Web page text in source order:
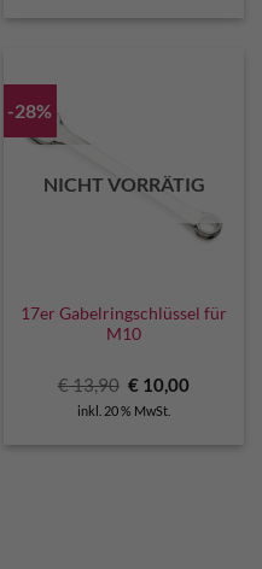
-28%
NICHT VORRÄTIG
17er Gabelringschlüssel für
M10
€13,90 Ursprünglicher
Preis
war:
€ 10,00
inkl. 20 % MwSt.